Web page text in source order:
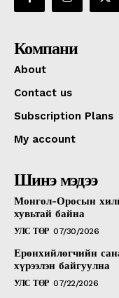
Компани
About
Contact us
Subscription Plans
My account
Шинэ мэдээ
Монгол-Оросын
хувьтай байна
УЛС ТӨР 07/30/2026
Ерөнхийлөгчийн
хүрээлэн байгуулна
УЛС ТӨР 07/22/2026